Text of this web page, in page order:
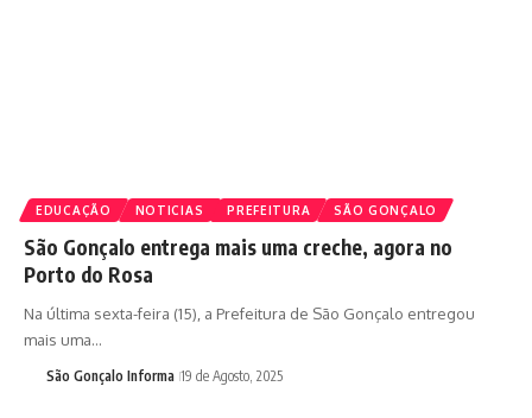
EDUCAÇÃO NOTICIAS PREFEITURA SÃO GONÇALO
São Gonçalo entrega mais uma creche, agora no
Porto do Rosa
Na última sexta-feira (15), a Prefeitura de São Gonçalo entregou
mais uma…
São Gonçalo Informa 19 de Agosto, 2025